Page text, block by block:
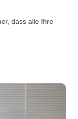
dass alle Ihre